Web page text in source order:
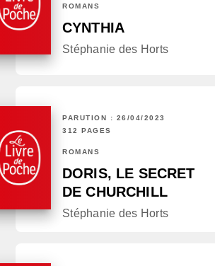
ROMANS
CYNTHIA
Stéphanie des Horts
PARUTION : 26/04/2023
312 PAGES
ROMANS
DORIS, LE SECRET
DE CHURCHILL
Stéphanie des Horts